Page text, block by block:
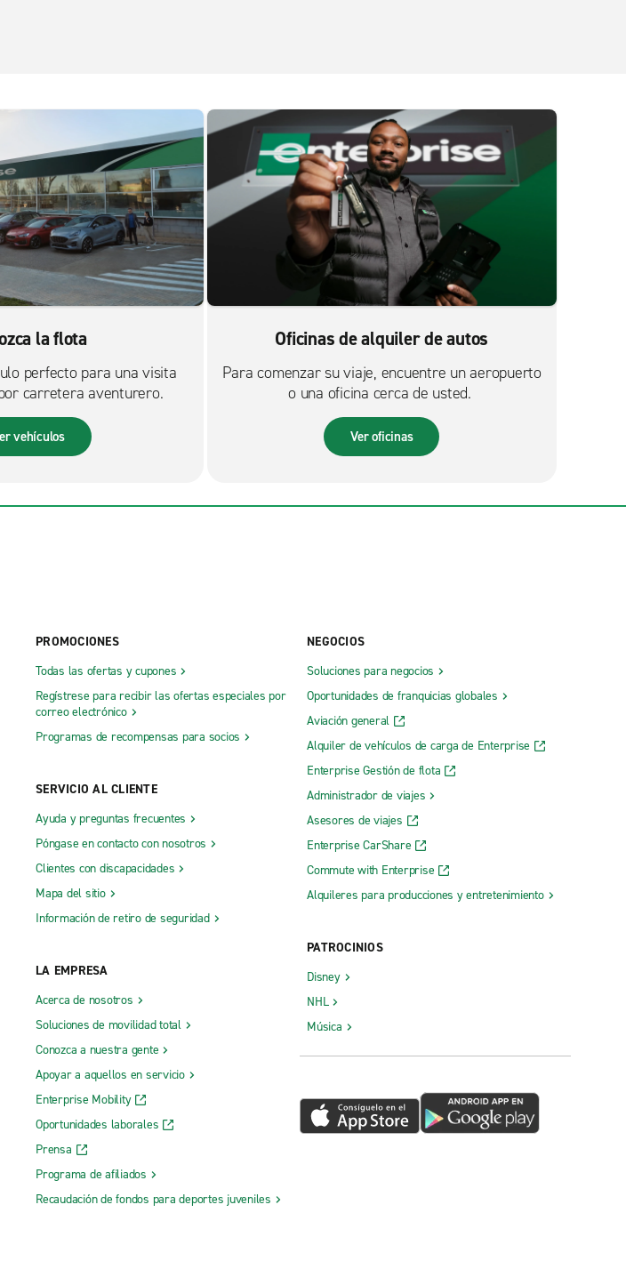
la flota
perfecto para una visita
carretera aventurero.
vehículos
Oficinas de alquiler de autos
Para comenzar su viaje, encuentre un aeropuerto
o una oficina cerca de usted.
Ver oficinas
PROMOCIONES
Todas las ofertas y cupones
Regístrese para recibir las ofertas especiales por
correo electrónico
Programas de recompensas para socios
SERVICIO AL CLIENTE
Ayuda y preguntas frecuentes
Póngase en contacto con nosotros
Clientes con discapacidades
Mapa del sitio
Información de retiro de seguridad
LA EMPRESA
Acerca de nosotros
Soluciones de movilidad total
Conozca a nuestra gente
Apoyar a aquellos en servicio
Enterprise Mobility
Oportunidades laborales
Prensa
Programa de afiliados
Recaudación de fondos para deportes juveniles
NEGOCIOS
Soluciones para negocios
Oportunidades de franquicias globales
Aviación general
Alquiler de vehículos de carga de Enterprise
Enterprise Gestión de flota
Administrador de viajes
Asesores de viajes
Enterprise CarShare
Commute with Enterprise
Alquileres para producciones y entretenimiento
PATROCINIOS
Disney
NHL
Música